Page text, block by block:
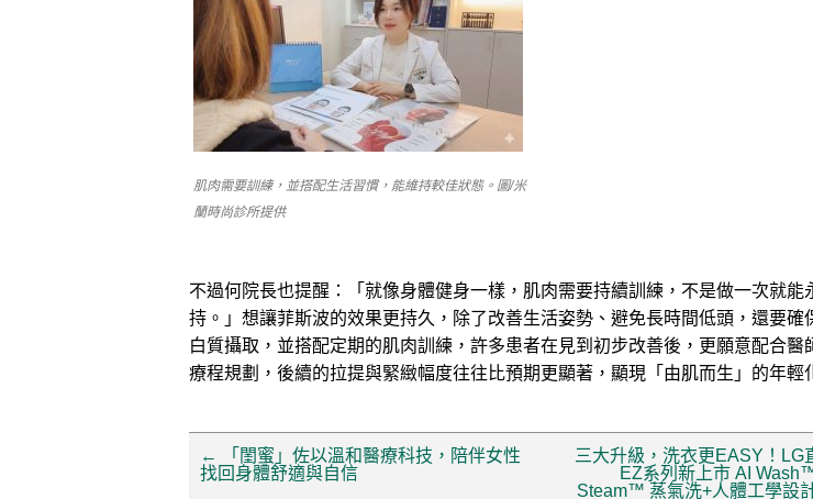
肌肉需要訓練，並搭配生活習慣，能維持較佳狀態。圖/米
蘭時尚診所提供
不過何院長也提醒：「就像身體健身一樣，肌肉需要持續訓練，不是做一次就能
持。」想讓菲斯波的效果更持久，除了改善生活姿勢、避免長時間低頭，還要確
白質攝取，並搭配定期的肌肉訓練，許多患者在見到初步改善後，更願意配合醫
療程規劃，後續的拉提與緊緻幅度往往比預期更顯著，顯現「由肌而生」的年輕
←
「閨蜜」佐以溫和醫療科技，陪伴女性
找回身體舒適與自信
三大升級，洗衣更EASY！LG
EZ系列新上市 AI
Steam™ 蒸氣洗+人體工學設